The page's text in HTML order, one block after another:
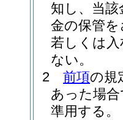
知し、当
金の保管
若しくは
ない。
2
前項の規
あった場
準用する。